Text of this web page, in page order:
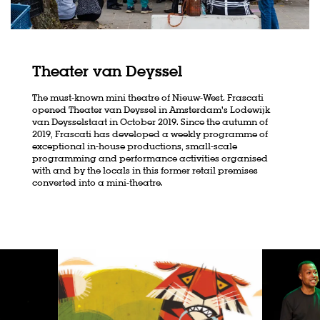
Theater van Deyssel
The must-known mini theatre of Nieuw-West. Frascati
opened Theater van Deyssel in Amsterdam’s Lodewijk
van Deysselstaat in October 2019. Since the autumn of
2019, Frascati has developed a weekly programme of
exceptional in-house productions, small-scale
programming and performance activities organised
with and by the locals in this former retail premises
converted into a mini-theatre.